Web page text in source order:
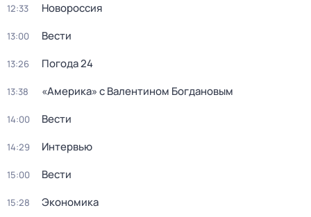
12:33 Новороссия
13:00 Вести
13:26 Погода 24
13:38 «Америка» с Валентином Богдановым
14:00 Вести
14:29 Интервью
15:00 Вести
15:28 Экономика